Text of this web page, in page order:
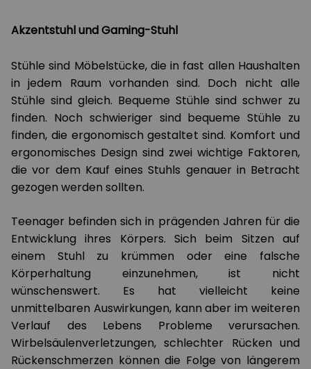
Akzentstuhl und Gaming-Stuhl
Stühle sind Möbelstücke, die in fast allen Haushalten
in jedem Raum vorhanden sind. Doch nicht alle
Stühle sind gleich. Bequeme Stühle sind schwer zu
finden. Noch schwieriger sind bequeme Stühle zu
finden, die ergonomisch gestaltet sind. Komfort und
ergonomisches Design sind zwei wichtige Faktoren,
die vor dem Kauf eines Stuhls genauer in Betracht
gezogen werden sollten.
Teenager befinden sich in prägenden Jahren für die
Entwicklung ihres Körpers. Sich beim Sitzen auf
einem Stuhl zu krümmen oder eine falsche
Körperhaltung einzunehmen, ist nicht
wünschenswert. Es hat vielleicht keine
unmittelbaren Auswirkungen, kann aber im weiteren
Verlauf des Lebens Probleme verursachen.
Wirbelsäulenverletzungen, schlechter Rücken und
Rückenschmerzen können die Folge von längerem